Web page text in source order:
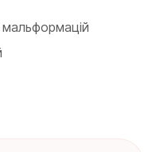
мальформацій